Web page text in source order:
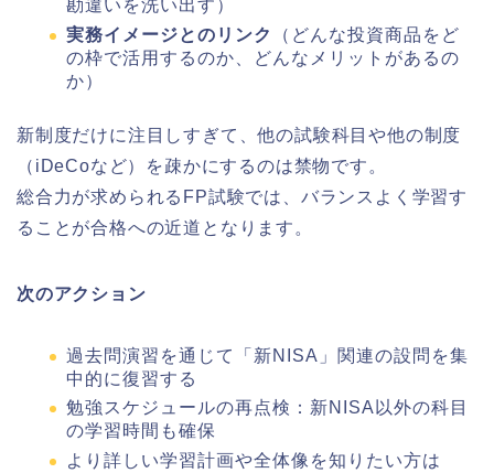
勘違いを洗い出す）
実務イメージとのリンク
（どんな投資商品をど
の枠で活用するのか、どんなメリットがあるの
か）
新制度だけに注目しすぎて、他の試験科目や他の制度
（iDeCoなど）を疎かにするのは禁物です。
総合力が求められるFP試験では、バランスよく学習す
ることが合格への近道となります。
次のアクション
過去問演習を通じて「新NISA」関連の設問を集
中的に復習する
勉強スケジュールの再点検：新NISA以外の科目
の学習時間も確保
より詳しい学習計画や全体像を知りたい方は